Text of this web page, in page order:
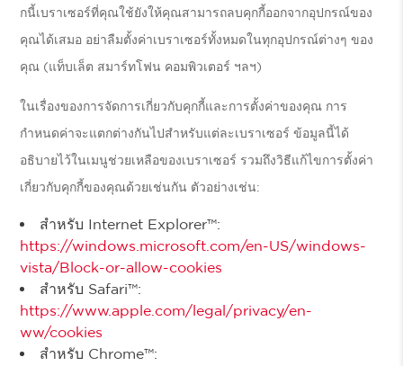
กนี้เบราเซอร์ที่คุณใช้ยังให้คุณสามารถลบคุกกี้ออกจากอุปกรณ์ของ
คุณได้เสมอ อย่าลืมตั้งค่าเบราเซอร์ทั้งหมดในทุกอุปกรณ์ต่างๆ ของ
คุณ (แท็บเล็ต สมาร์ทโฟน คอมพิวเตอร์ ฯลฯ)
ในเรื่องของการจัดการเกี่ยวกับคุกกี้และการตั้งค่าของคุณ การ
กำหนดค่าจะแตกต่างกันไปสำหรับแต่ละเบราเซอร์ ข้อมูลนี้ได้
อธิบายไว้ในเมนูช่วยเหลือของเบราเซอร์ รวมถึงวิธีแก้ไขการตั้งค่า
เกี่ยวกับคุกกี้ของคุณด้วยเช่นกัน ตัวอย่างเช่น:
สำหรับ Internet Explorer™:
https://windows.microsoft.com/en-US/windows-
vista/Block-or-allow-cookies
สำหรับ Safari™:
https://www.apple.com/legal/privacy/en-
ww/cookies
สำหรับ Chrome™: